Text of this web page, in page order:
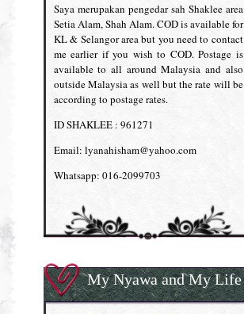
Saya merupakan pengedar sah Shaklee area
Setia Alam, Shah Alam. COD is available for
KL & Selangor area but you need to contact
me earlier if you wish to COD. Postage is
available to all around Malaysia and also
outside Malaysia as well but the rate will be
according to postage rates.
ID SHAKLEE : 961271
Email: lyanahisham@yahoo.com
Whatsapp: 016-2099703
My Nyawa and My Life